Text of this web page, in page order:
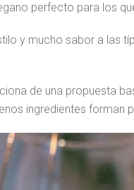
perfecto para los
y mucho sabor a las
de una propuesta
ingredientes forman